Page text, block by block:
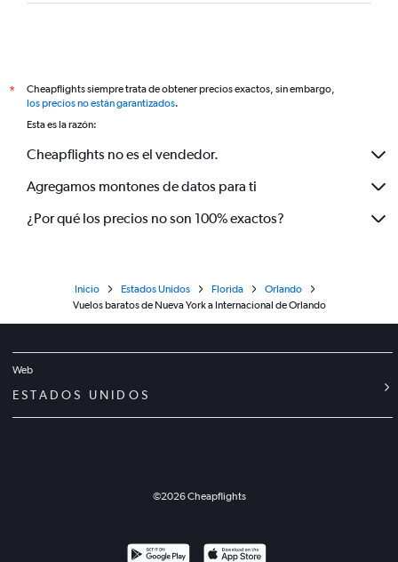
*
Cheapflights siempre trata de obtener precios exactos, sin embargo,
los precios no están garantizados.
Esta es la razón:
Cheapflights no es el vendedor.
Agregamos montones de datos para ti
¿Por qué los precios no son 100% exactos?
Inicio Estados Unidos Florida
Orlando
Vuelos baratos de Nueva York a Internacional de Orlando
Web
ESTADOS UNIDOS
©2026Cheapflights